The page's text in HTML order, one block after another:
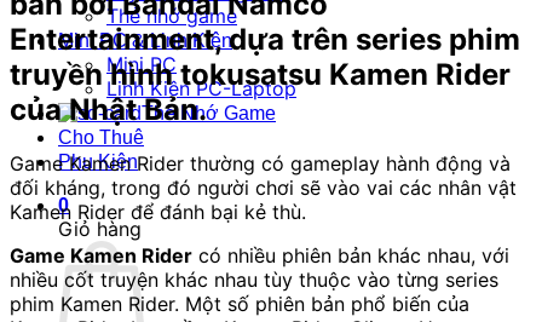
Thẻ nhớ game
Mini PC & Linh Kiện
Mini PC
Linh Kiện PC-Laptop
Thẻ Nhớ Game
Cho Thuê
Phụ Kiện
0
Giỏ hàng
Entertainment, dựa trên series phim
truyền hình tokusatsu Kamen Rider
của Nhật Bản.
Game Kamen Rider thường có gameplay hành động và
đối kháng, trong đó người chơi sẽ vào vai các nhân vật
Kamen Rider để đánh bại kẻ thù.
Game Kamen Rider có nhiều phiên bản khác nhau, với
nhiều cốt truyện khác nhau tùy thuộc vào từng series
phim Kamen Rider. Một số phiên bản phổ biến của